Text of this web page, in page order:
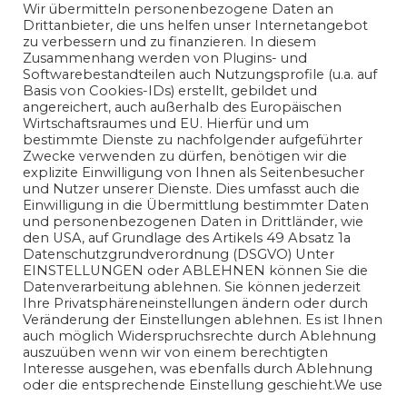
und Publikationsanfragen richten Sie bitte an unsere
Redaktion.
Die auf diesem Blog veröffentlichten Informationen
dienen ausschließlich allgemeinen
Informationszwecken. Der Autor übernimmt keine
Gewähr für die Richtigkeit, Vollständigkeit oder
Aktualität der bereitgestellten Informationen. Jegliche
Haftung für Schäden, die direkt oder indirekt aus der
Nutzung der Inhalte entstehen, wird ausgeschlossen.
Wir übermitteln personenbezogene Daten an
Drittanbieter, die uns helfen unser Internetangebot
zu verbessern und zu finanzieren. In diesem
Zusammenhang werden von Plugins- und
Softwarebestandteilen auch Nutzungsprofile (u.a. auf
Basis von Cookies-IDs) erstellt, gebildet und
angereichert, auch außerhalb des Europäischen
Wirtschaftsraumes und EU. Hierfür und um
bestimmte Dienste zu nachfolgender aufgeführter
Zwecke verwenden zu dürfen, benötigen wir die
explizite Einwilligung von Ihnen als Seitenbesucher
und Nutzer unserer Dienste. Dies umfasst auch die
Einwilligung in die Übermittlung bestimmter Daten
und personenbezogenen Daten in Drittländer, wie
den USA, auf Grundlage des Artikels 49 Absatz 1a
Datenschutzgrundverordnung (DSGVO) Unter
EINSTELLUNGEN oder ABLEHNEN können Sie die
Datenverarbeitung ablehnen. Sie können jederzeit
Ihre Privatsphäreneinstellungen ändern oder durch
Veränderung der Einstellungen ablehnen. Es ist Ihnen
auch möglich Widerspruchsrechte durch Ablehnung
auszuüben wenn wir von einem berechtigten
Interesse ausgehen, was ebenfalls durch Ablehnung
oder die entsprechende Einstellung geschieht.We use